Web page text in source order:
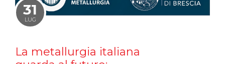
31
LUG
La metallurgia italiana